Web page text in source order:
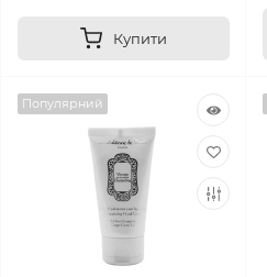
Купити
Популярний